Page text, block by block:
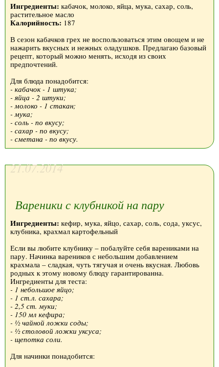
Ингредиенты: кабачок, молоко, яйца, мука, сахар, соль,
растительное масло
Калорийность: 187
В сезон кабачков грех не воспользоваться этим овощем и не
нажарить вкусных и нежных оладушков. Предлагаю базовый
рецепт, который можно менять, исходя из своих
предпочтений.
Для блюда понадобится:
- кабачок - 1 штука;
- яйца - 2 штуки;
- молоко - 1 стакан;
- мука;
- соль - по вкусу;
- сахар - по вкусу;
- сметана - по вкусу.
21.07.2014
Вареники с клубникой на пару
Ингредиенты: кефир, мука, яйцо, сахар, соль, сода, уксус,
клубника, крахмал картофельный
Если вы любите клубнику – побалуйте себя варениками на
пару. Начинка вареников с небольшим добавлением
крахмала – сладкая, чуть тягучая и очень вкусная. Любовь
родных к этому новому блюду гарантированна.
Ингредиенты для теста:
- 1 небольшое яйцо;
- 1 ст.л. сахара;
- 2,5 ст. муки;
- 150 мл кефира;
- ½ чайной ложки соды;
- ½ столовой ложки уксуса;
- щепотка соли.
Для начинки понадобится: